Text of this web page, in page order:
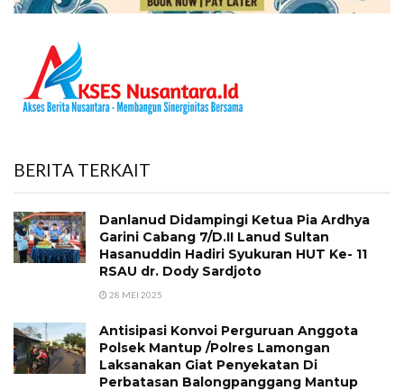
BERITA TERKAIT
Danlanud Didampingi Ketua Pia Ardhya
Garini Cabang 7/D.II Lanud Sultan
Hasanuddin Hadiri Syukuran HUT Ke- 11
RSAU dr. Dody Sardjoto
28 MEI 2025
Antisipasi Konvoi Perguruan Anggota
Polsek Mantup /Polres Lamongan
Laksanakan Giat Penyekatan Di
Perbatasan Balongpanggang Mantup